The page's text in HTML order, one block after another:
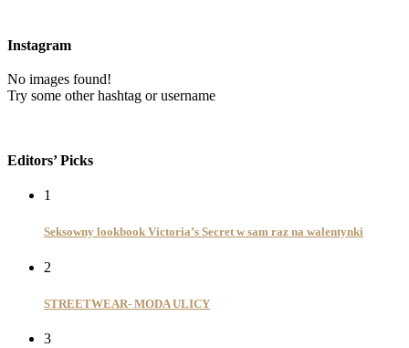
Instagram
No images found!
Try some other hashtag or username
Editors’ Picks
1
Seksowny lookbook Victoria’s Secret w sam raz na walentynki
2
STREETWEAR- MODA ULICY
3